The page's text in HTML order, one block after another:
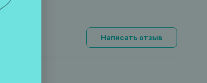
Написать отзыв